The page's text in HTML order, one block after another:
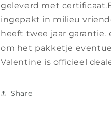
geleverd met
ingepakt in milieu
heeft twee jaar garantie.
om het pakketje
Valentine is officieel
Share